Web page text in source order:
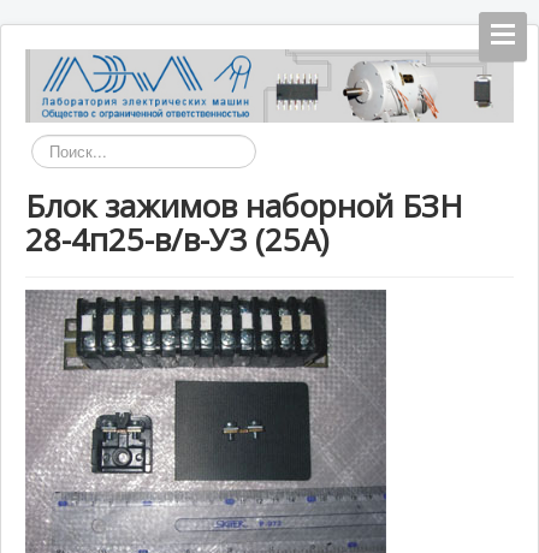
Искать...
Блок зажимов наборной БЗН
28-4п25-в/в-У3 (25А)